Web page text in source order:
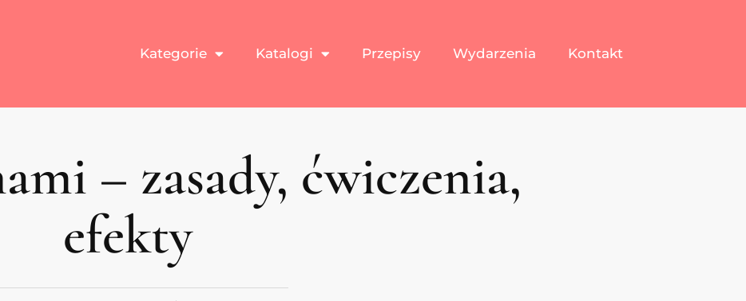
Kategorie Katalogi Przepisy Wydarzenia Kontakt
– zasady, ćwiczenia,
efekty